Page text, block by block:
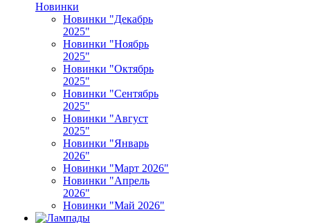
Новинки
Новинки "Декабрь
2025"
Новинки "Ноябрь
2025"
Новинки "Октябрь
2025"
Новинки "Сентябрь
2025"
Новинки "Август
2025"
Новинки "Январь
2026"
Новинки "Март 2026"
Новинки "Апрель
2026"
Новинки "Май 2026"